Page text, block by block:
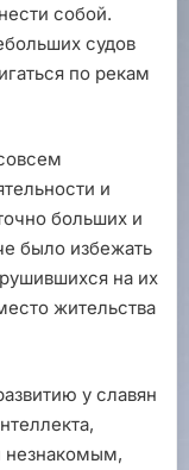
собой.
судов
по рекам
и
больших и
было избежать
на их
жительства
у славян
незнакомым,